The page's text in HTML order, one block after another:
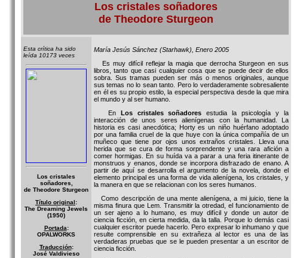
Los cristales soñadores
de Theodore Sturgeon
Esta crítica ha sido
leída 10173 veces
Los cristales
soñadores,
de Theodore Sturgeon
Título original:
The Dreaming Jewels
(1950)
Portada:
OPALWORKS
Traducción:
José Valdivieso
María Jesús Sánchez (Starhawk), Enero 2005
Es muy difícil reflejar la magia que derrocha Sturgeon en sus
libros, tanto que casi cualquier cosa que se puede decir de ellos
sobra. Sus tramas pueden ser más o menos originales, aunque
sus temas no lo sean tanto. Pero lo verdaderamente sobresaliente
en él es su propio estilo, la especial perspectiva desde la que mira
el mundo y al ser humano.
En Los cristales soñadores estudia la psicología y la
interacción de unos seres alienígenas con la humanidad. La
historia es casi anecdótica; Horty es un niño huérfano adoptado
por una familia cruel de la que huye con la única compañía de un
muñeco que tiene por ojos unos extraños cristales. Lleva una
herida que se cura de forma sorprendente y una rara afición a
comer hormigas. En su huída va a parar a una feria itinerante de
monstruos y enanos, donde se incorpora disfrazado de enano. A
partir de aquí se desarrolla el argumento de la novela, donde el
elemento principal es una forma de vida alienígena, los cristales, y
la manera en que se relacionan con los seres humanos.
Como descripción de una mente alienígena, a mi juicio, tiene la
misma finura que Lem. Transmitir la otredad, el funcionamiento de
un ser ajeno a lo humano, es muy difícil y donde un autor de
ciencia ficción, en cierta medida, da la talla. Porque lo demás casi
cualquier escritor puede hacerlo. Pero expresar lo inhumano y que
resulte comprensible en su extrañeza al lector es una de las
verdaderas pruebas que se le pueden presentar a un escritor de
ciencia ficción.